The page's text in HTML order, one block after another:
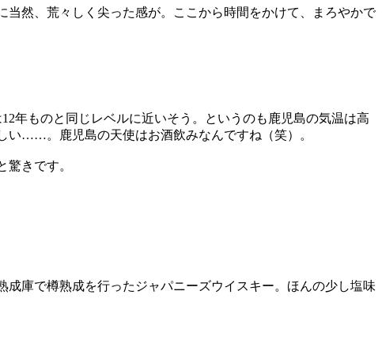
然、荒々しく尖った感が。ここから時間をかけて、まろやかで
年ものと同じレベルに近いそう。というのも鹿児島の気温は高
い……。鹿児島の天使はお酒飲みなんですね（笑）。
きです。
庫で樽熟成を行ったジャパニーズウイスキー。ほんの少し塩味